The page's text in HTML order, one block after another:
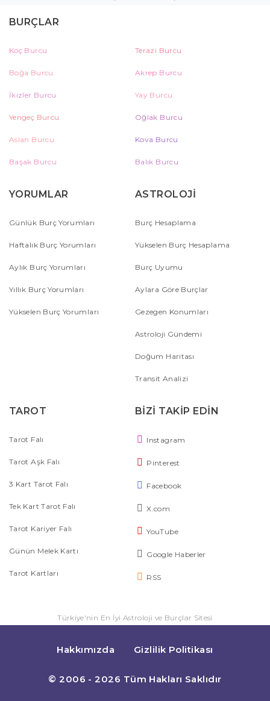
BURÇLAR
Koç Burcu Terazi Burcu
Boğa Burcu Akrep Burcu
İkizler Burcu Yay Burcu
Yengeç Burcu Oğlak Burcu
Aslan Burcu Kova Burcu
Başak Burcu Balık Burcu
YORUMLAR
Günlük Burç Yorumları
Haftalık Burç Yorumları
Aylık Burç Yorumları
Yıllık Burç Yorumları
Yükselen Burç Yorumları
ASTROLOJİ
Burç Hesaplama
Yükselen Burç Hesaplama
Burç Uyumu
Aylara Göre Burçlar
Gezegen Konumları
Astroloji Gündemi
Doğum Haritası
Transit Analizi
TAROT
Tarot Falı
Tarot Aşk Falı
3 Kart Tarot Falı
Tek Kart Tarot Falı
Tarot Kariyer Falı
Günün Melek Kartı
Tarot Kartları
BİZİ TAKİP EDİN
Instagram
Pinterest
Facebook
X.com
YouTube
Google Haberler
RSS
Türkiye'nin En İyi Astroloji ve Burçlar Sitesi
Hakkımızda Gizlilik Politikası
© 2006 - 2026 Tüm Hakları Saklıdır